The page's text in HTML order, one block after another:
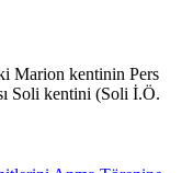
Marion kentinin Pers
Soli kentini (Soli İ.Ö.